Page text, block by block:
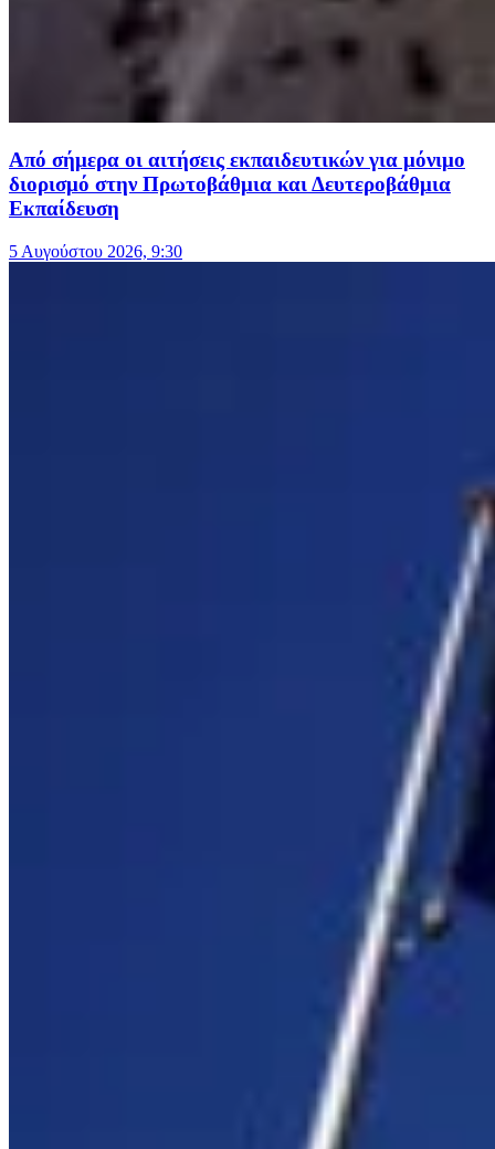
Από σήμερα οι αιτήσεις εκπαιδευτικών για μόνιμο
διορισμό στην Πρωτοβάθμια και Δευτεροβάθμια
Εκπαίδευση
5 Αυγούστου 2026, 9:30